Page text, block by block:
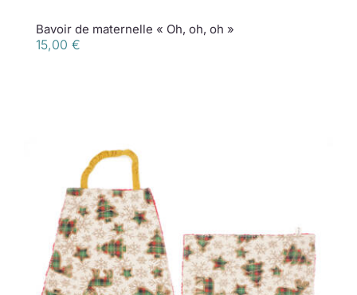
Bavoir de maternelle « Oh, oh, oh »
15,00 €